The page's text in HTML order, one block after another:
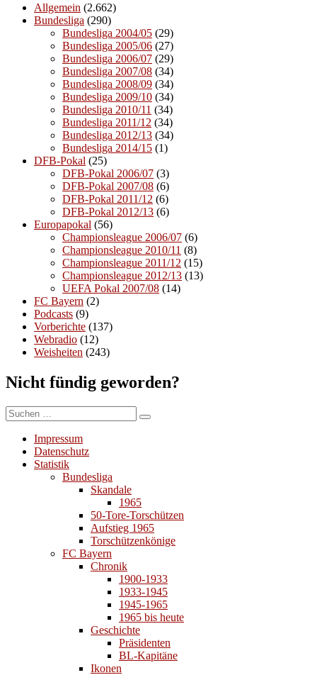
Allgemein (2.662)
Bundesliga (290)
Bundesliga 2004/05 (29)
Bundesliga 2005/06 (27)
Bundesliga 2006/07 (29)
Bundesliga 2007/08 (34)
Bundesliga 2008/09 (34)
Bundesliga 2009/10 (34)
Bundesliga 2010/11 (34)
Bundesliga 2011/12 (34)
Bundesliga 2012/13 (34)
Bundesliga 2014/15 (1)
DFB-Pokal (25)
DFB-Pokal 2006/07 (3)
DFB-Pokal 2007/08 (6)
DFB-Pokal 2011/12 (6)
DFB-Pokal 2012/13 (6)
Europapokal (56)
Championsleague 2006/07 (6)
Championsleague 2010/11 (8)
Championsleague 2011/12 (15)
Championsleague 2012/13 (13)
UEFA Pokal 2007/08 (14)
FC Bayern (2)
Podcasts (9)
Vorberichte (137)
Webradio (12)
Weisheiten (243)
Nicht fündig geworden?
Suchen
nach:
Suchen
Impressum
Datenschutz
Statistik
Bundesliga
Skandale
1965
50-Tore-Torschützen
Aufstieg 1965
Torschützenkönige
FC Bayern
Chronik
1900-1933
1933-1945
1945-1965
1965 bis heute
Geschichte
Präsidenten
BL-Kapitäne
Ikonen